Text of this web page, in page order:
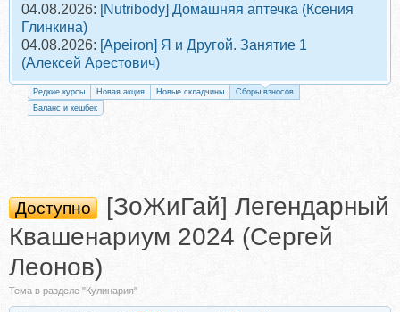
04.08.2026: [Nutribody] Домашняя аптечка (Ксения
Глинкина)
04.08.2026: [Apeiron] Я и Другой. Занятие 1
(Алексей Арестович)
Редкие курсы Новая акция Новые складчины
Сборы взносов
Баланс и кешбек
Доступно
[ЗоЖиГай] Легендарный
Квашенариум 2024 (Сергей
Леонов)
Тема в разделе "Кулинария"